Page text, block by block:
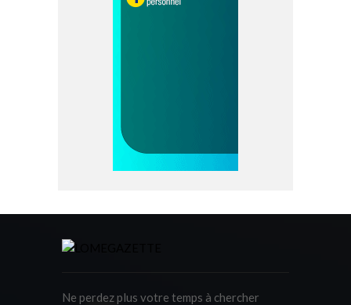
Ne perdez plus votre temps à chercher